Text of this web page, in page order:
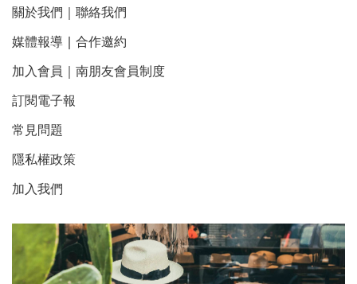
關於我們 聯絡我們
媒體報導 合作邀約
加入會員｜南朋友會員制度
訂閱電子報
常見問題
隱私權政策
加入我們